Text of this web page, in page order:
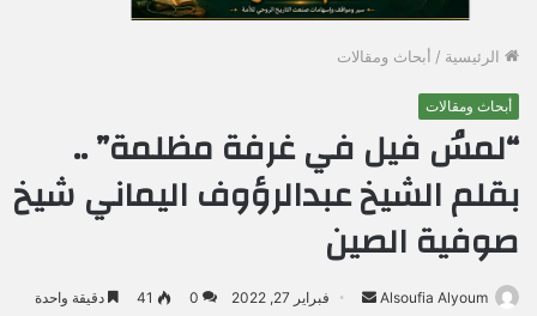
الرئيسية / أبحاث ومقالات
أبحاث ومقالات
“لمسُ فيل في غرفة مظلمة” ..
بقلم الشيخ عبدالرؤوف اليماني شيخ
صوفية الصين
Alsoufia Alyoum فبراير 27, 2022 0
41 دقيقة واحدة